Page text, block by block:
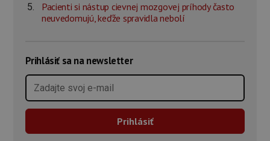
Pacienti si nástup cievnej mozgovej príhody často
neuvedomujú, keďže spravidla nebolí
Prihlásiť sa na newsletter